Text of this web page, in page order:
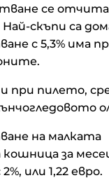
се
Най-скъпи са
с 5,3% има
при пилето,
на малката
за
или 1,22 евро.